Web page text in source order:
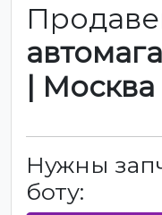
|
Нужны
боту: